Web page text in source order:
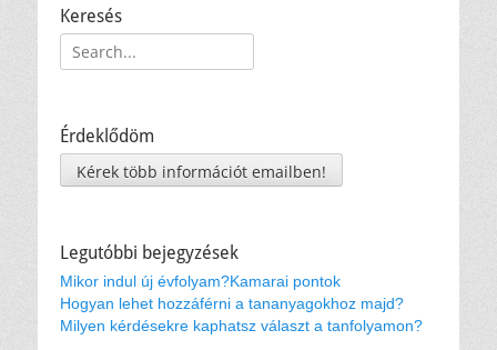
Keresés
Keresés:
Érdeklődöm
Kérek több információt emailben!
Legutóbbi bejegyzések
Mikor indul új évfolyam?Kamarai pontok
Hogyan lehet hozzáférni a tananyagokhoz majd?
Milyen kérdésekre kaphatsz választ a tanfolyamon?